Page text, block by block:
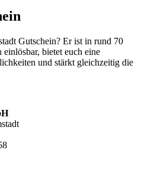
Gutschein? Er ist in rund 70
bietet euch eine
und stärkt gleichzeitig die